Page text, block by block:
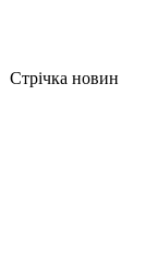
Стрічка новин